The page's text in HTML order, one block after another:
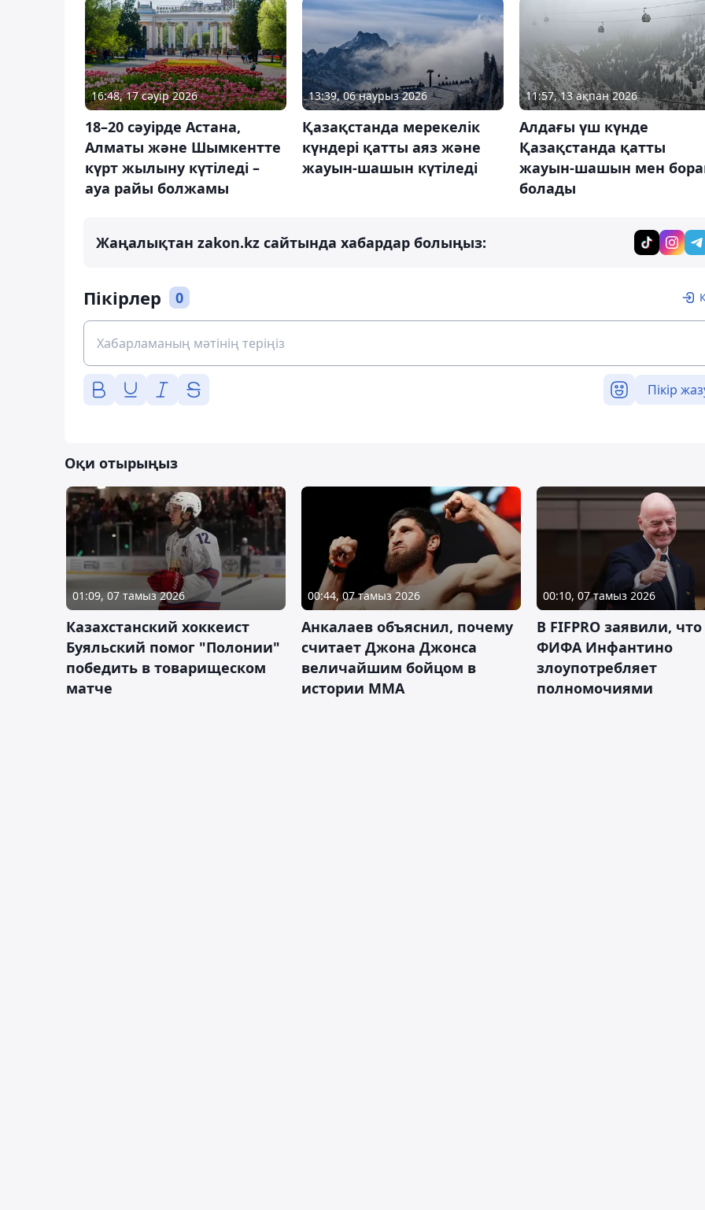
16:48, 17 сәуір 2026
18–20 сәуірде Астана,
Алматы және Шымкентте
күрт жылыну күтіледі –
ауа райы болжамы
13:39, 06 наурыз 2026
Қазақстанда мерекелік
күндері қатты аяз және
жауын-шашын күтіледі
11:57, 13 ақпан 2026
Алдағы үш күнде
Қазақстанда қатты
жауын-шашын мен
болады
Жаңалықтан zakon.kz сайтында хабардар болыңыз:
Пікірлер 0
Пікір
Оқи отырыңыз
01:09, 07 тамыз 2026
Казахстанский хоккеист
Буяльский помог "Полонии"
победить в товарищеском
матче
00:44, 07 тамыз 2026
Анкалаев объяснил, почему
считает Джона Джонса
величайшим бойцом в
истории ММА
00:10, 07 тамыз 2026
В FIFPRO заявили,
ФИФА Инфантино
злоупотребляет
полномочиями